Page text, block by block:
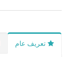
تعريف عام